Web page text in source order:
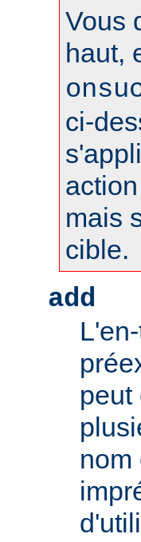
Vous
haut,
ci-
mais
cible.
add
peut
nom